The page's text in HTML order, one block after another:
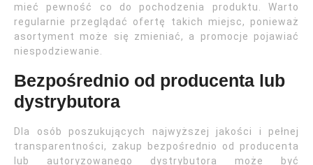
mieć pewność co do pochodzenia produktu. Warto
regularnie przeglądać ofertę takich miejsc, ponieważ
asortyment może się zmieniać, a promocje pojawiać
niespodziewanie.
Bezpośrednio od producenta lub
dystrybutora
Dla osób poszukujących najwyższej jakości i pełnej
transparentności, zakup bezpośrednio od producenta
lub autoryzowanego dystrybutora może być